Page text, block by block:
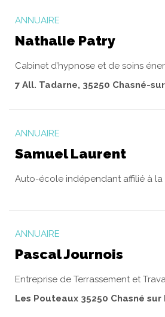
ANNUAIRE
Nathalie Patry
Cabinet d’hypnose et de soins
7 All. Tadarne, 35250 Chasné-
ANNUAIRE
Samuel Laurent
Auto-école indépendant affilié à
ANNUAIRE
Pascal Journois
Entreprise de Terrassement et
Les Pouteaux 35250 Chasné